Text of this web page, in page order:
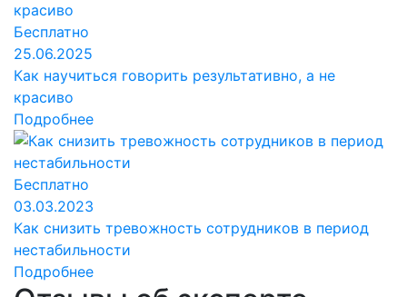
Бесплатно
25.06.2025
Как научиться говорить результативно, а не
красиво
Подробнее
Бесплатно
03.03.2023
Как снизить тревожность сотрудников в период
нестабильности
Подробнее